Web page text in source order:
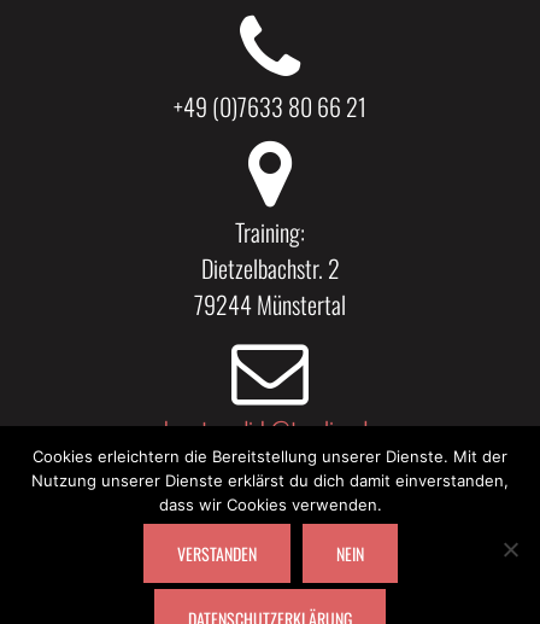
+49 (0)7633 80 66 21
Training:
Dietzelbachstr. 2
79244 Münstertal
kaestner.dirk@t-online.de
Kirchstr. 11
79219 Staufen
© 2024 DIRK GOMEZ Y RIESER (KÄSTNER) |IMPRESSUM & HAFTUNGSAUSSCHLUSS
Cookies erleichtern die Bereitstellung unserer Dienste. Mit der
Nutzung unserer Dienste erklärst du dich damit einverstanden,
dass wir Cookies verwenden.
VERSTANDEN NEIN
DATENSCHUTZERKLÄRUNG